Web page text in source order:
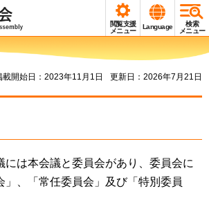
閲覧支援
メニュー
Language
検索
メニュー
載開始日：2023年11月1日 更新日：2026年7月21日
には本会議と委員会があり、委員会に
」、「常任委員会」及び「特別委員